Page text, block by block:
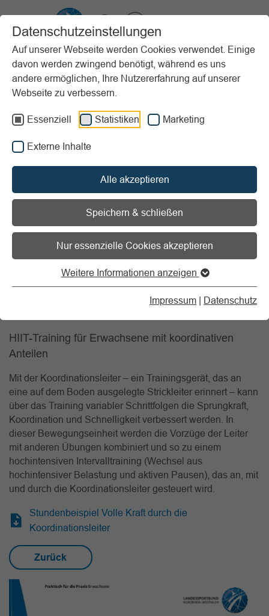
Datenschutzeinstellungen
Auf unserer Webseite werden Cookies verwendet. Einige
davon werden zwingend benötigt, während es uns
andere ermöglichen, Ihre Nutzererfahrung auf unserer
Webseite zu verbessern.
Essenziell Statistiken Marketing
Externe Inhalte
Alle akzeptieren
Speichern & schließen
Nur essenzielle Cookies akzeptieren
Weitere Informationen anzeigen
Impressum | Datenschutz
Startseite Sportpraxis Stundenbeispiele (PfP)
Erwachsene
Volle Kraft durch die Koordinationsleiter
Vorlesen
Informationen zum Readspeaker öffnen
Erscheinungsjahr:
Erwachsene / Koordination
Material:
Volle Kraft durch die
Koordinationsleiter
HIIT-Training für Erwachsene mit koordinativen
Anteilen
Mit der Koordinationsleiter – ein Trainingsgerät, das an
eine auf dem Boden ausgelegte Strickleiter erinnert – kann
über das Training variabler Schrittfolgen die Sprungkraft,
Koordination und Schnelligkeit verbessert werden. In
dieser Bewegungseinheit werden die Vorzüge der Leiter
mit anderen Übungen kombiniert und so zu einem
hochintensiven Intervalltraining (Wechsel aus
hochintensiver Belastung und aktiven Pausen), das an, mit
und durch die Koordinationsleiter gesteuert wird.
Stundenbeispiel Volle Kraft durch die
Koordinationsleiter
Zurück